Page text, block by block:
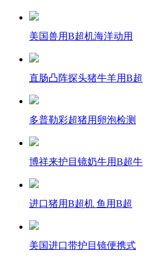
美国兽用B超机海洋动用
直肠凸阵探头猪牛羊用B超
多普勒彩超猪用卵泡检测
博祥来护目镜奶牛用B超牛
进口猪用B超机 鱼用B超
美国进口带护目镜便携式